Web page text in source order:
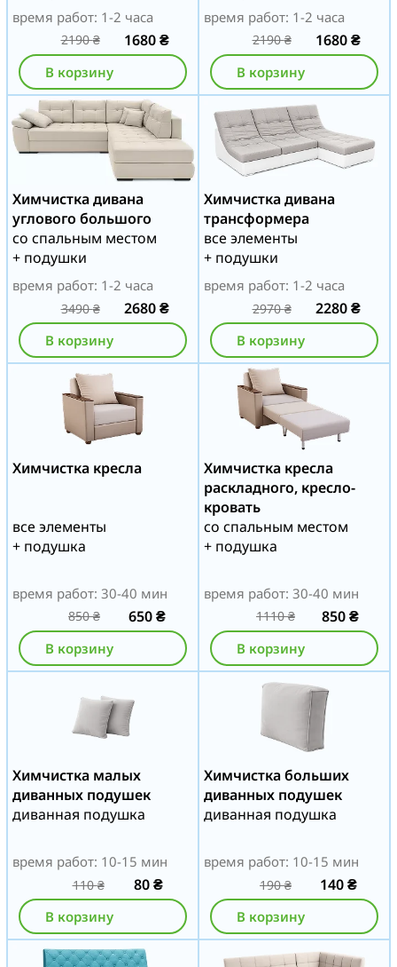
время работ: 1-2 часа
2190₴ 1680₴
В корзину
время работ: 1-2 часа
2190₴ 1680₴
В корзину
Химчистка дивана
углового большого
со спальным местом
+ подушки
время работ: 1-2 часа
3490₴ 2680₴
В корзину
Химчистка дивана
трансформера
все элементы
+ подушки
время работ: 1-2 часа
2970₴ 2280₴
В корзину
Химчистка кресла
все элементы
+ подушка
время работ: 30-40 мин
850₴ 650₴
В корзину
Химчистка кресла
раскладного, кресло-
кровать
со спальным местом
+ подушка
время работ: 30-40 мин
1110₴ 850₴
В корзину
Химчистка малых
диванных подушек
диванная подушка
время работ: 10-15 мин
110₴ 80₴
В корзину
Химчистка больших
диванных подушек
диванная подушка
время работ: 10-15 мин
190₴ 140₴
В корзину